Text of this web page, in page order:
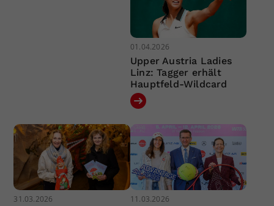
01.04.2026
Upper Austria Ladies
Linz: Tagger erhält
Hauptfeld-Wildcard
31.03.2026 11.03.2026